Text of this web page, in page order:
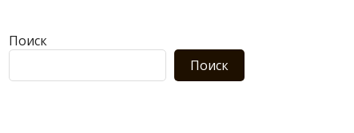
Поиск
Поиск